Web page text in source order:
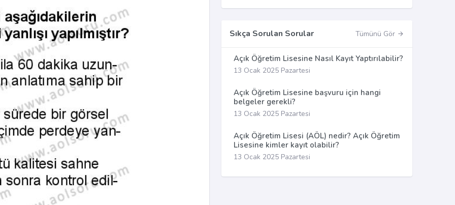
Sıkça Sorulan Sorular Tümünü Gör
Açık Öğretim Lisesine Nasıl Kayıt Yaptırılabilir?
13 Ocak 2025 Pazartesi
Açık Öğretim Lisesine başvuru için hangi
belgeler gerekli?
13 Ocak 2025 Pazartesi
Açık Öğretim Lisesi (AÖL) nedir? Açık Öğretim
Lisesine kimler kayıt olabilir?
13 Ocak 2025 Pazartesi